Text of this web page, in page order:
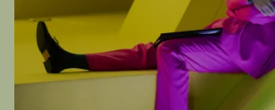
TERMIN
7. Januar, 11 Uhr, Holzfoyer